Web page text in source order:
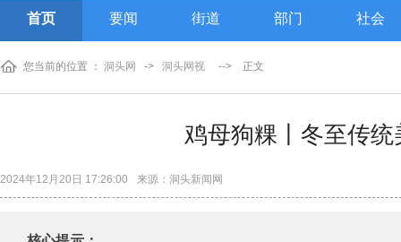
首页 要闻 街道 部门 社会
您当前的位置 ： 洞头网 -> 洞头网视 --> 正文
鸡母狗粿丨冬至传
2024年12月20日 17:26:00 来源：洞头新闻网